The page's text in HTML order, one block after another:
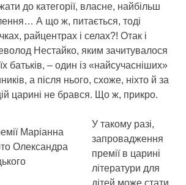
до категорії, власне, найбільш
А що ж, питається, тоді
райцентрах і селах?! Отак і
Нестайко, яким зачитувалося
батьків, – один із «найсучасніших»
а після нього, схоже, ніхто й за
царині не брався. Що ж, прикро.
Маріанна
Олександра
У такому разі,
запровадження
премії в царині
літератури для
дітей може стати